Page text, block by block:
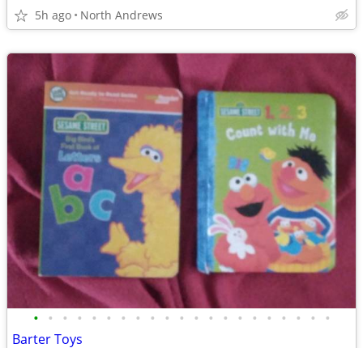
5h ago North Andrews
• • • • • • • • • • • • • • • • • • • • •
Barter Toys